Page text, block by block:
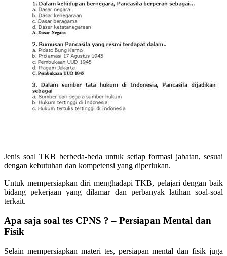
Jenis soal TKB berbeda-beda untuk setiap formasi jabatan, sesuai
dengan kebutuhan dan kompetensi yang diperlukan.
Untuk mempersiapkan diri menghadapi TKB, pelajari dengan baik
bidang pekerjaan yang dilamar dan perbanyak latihan soal-soal
terkait.
Apa saja soal tes CPNS ? – Persiapan Mental dan
Fisik
Selain mempersiapkan materi tes, persiapan mental dan fisik juga